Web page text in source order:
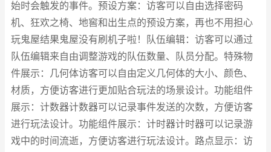
始时会触发的事件。预设方案：访客可以自由选择密码
机、狂欢之椅、地窖和出生点的预设方案，再也不用担心
玩鬼屋结果鬼屋没有刷机子啦！队伍编辑：访客可以通过
队伍编辑来自由调整游戏的队伍数量、队员分配。特殊物
件展示：几何体访客可以自由定义几何体的大小、颜色、
材质，方便访客进行更加贴合玩法的场景设计。功能组件
展示：计数器计数器可以记录事件发送的次数，方便访客
进行玩法设计。功能组件展示：计时器计时器可以记录游
戏中的时间流逝，方便访客进行玩法设计。路点显示：访